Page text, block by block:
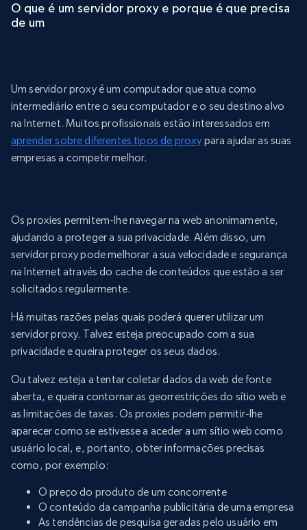
O que é um servidor proxy e porque é que precisa
de um
Um servidor proxy é um computador que atua como
intermediário entre o seu computador e o seu destino alvo
na Internet. Muitos profissionais estão interessados em
aprender sobre diferentes tipos de proxypara ajudar as suas
empresas a competir melhor.
Os proxies permitem-lhe navegar na web anonimamente,
ajudando a proteger a sua privacidade. Além disso, um
servidor proxy pode melhorar a sua velocidade e segurança
na Internet através do cache de conteúdos que estão a ser
solicitados regularmente.
Há muitas razões pelas quais poderá querer utilizar um
servidor proxy. Talvez esteja preocupado com a sua
privacidade e queira proteger os seus dados.
Ou talvez esteja a tentar coletar dados da web de fonte
aberta, e queira contornar as georrestrições do sítio web e
as limitações de taxas. Os proxies podem permitir-lhe
aparecer como se estivesse a aceder a um sítio web como
usuário local, e, portanto, obter informações precisas
como, por exemplo:
O preço do produto de um concorrente
O conteúdo da campanha publicitária de uma empresa
As tendências de pesquisa geradas pelo usuário em